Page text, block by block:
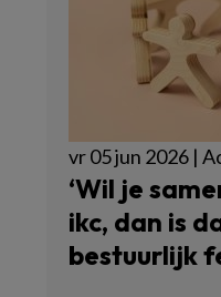
vr 05 jun 2026 |
‘Wil je
ikc, dan is
bestuurlijk